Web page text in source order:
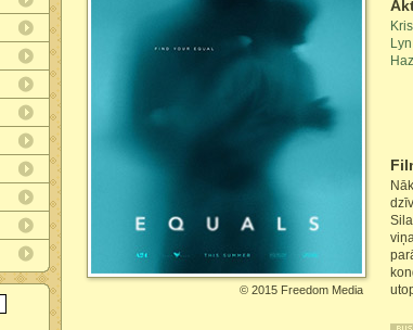
© 2015 Freedom Media